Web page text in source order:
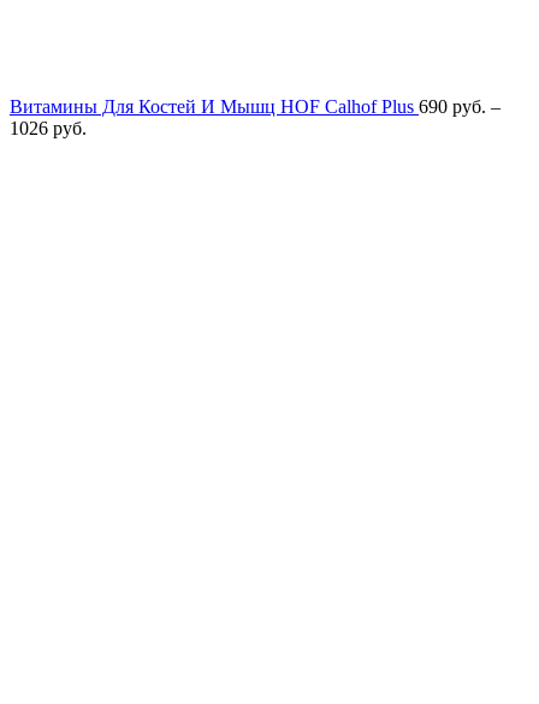
Витамины Для Костей И Мышц HOF Calhof Plus 690 руб. –
1026 руб.